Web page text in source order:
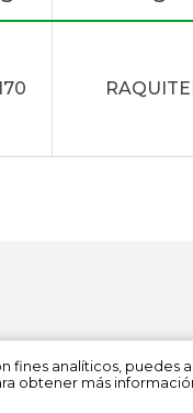
fines analíticos, puedes
obtener más